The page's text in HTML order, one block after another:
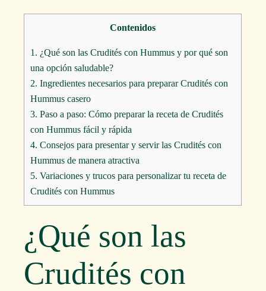
Contenidos
1. ¿Qué son las Crudités con Hummus y por qué son
una opción saludable?
2. Ingredientes necesarios para preparar Crudités con
Hummus casero
3. Paso a paso: Cómo preparar la receta de Crudités
con Hummus fácil y rápida
4. Consejos para presentar y servir las Crudités con
Hummus de manera atractiva
5. Variaciones y trucos para personalizar tu receta de
Crudités con Hummus
¿Qué son las
Crudités con